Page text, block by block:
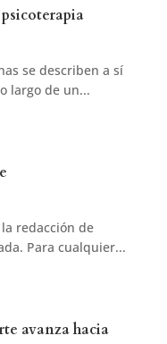
se describen a sí
largo de un...
redacción de
Para cualquier...
avanza hacia